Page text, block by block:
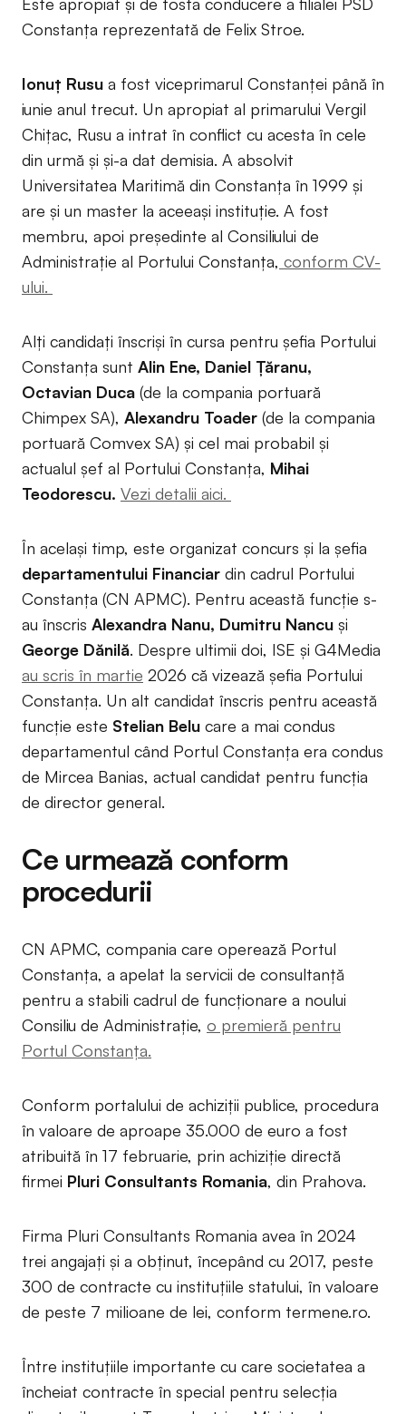
Este apropiat și de fosta conducere a filialei PSD
Constanța reprezentată de Felix Stroe.
Ionuț Rusu a fost viceprimarul Constanței până în
iunie anul trecut. Un apropiat al primarului Vergil
Chițac, Rusu a intrat în conflict cu acesta în cele
din urmă și și-a dat demisia. A absolvit
Universitatea Maritimă din Constanța în 1999 și
are și un master la aceeași instituție. A fost
membru, apoi președinte al Consiliului de
Administrație al Portului Constanța, conform CV-
ului.
Alți candidați înscriși în cursa pentru șefia Portului
Constanța sunt Alin Ene, Daniel Țăranu,
Octavian Duca (de la compania portuară
Chimpex SA), Alexandru Toader (de la compania
portuară Comvex SA) și cel mai probabil și
actualul șef al Portului Constanța, Mihai
Teodorescu. Vezi detalii aici.
În același timp, este organizat concurs și la șefia
departamentului Financiar din cadrul Portului
Constanța (CN APMC). Pentru această funcție s-
au înscris Alexandra Nanu, Dumitru Nancu și
George Dănilă. Despre ultimii doi, ISE și G4Media
au scris în martie 2026 că vizează șefia Portului
Constanța. Un alt candidat înscris pentru această
funcție este Stelian Belu care a mai condus
departamentul când Portul Constanța era condus
de Mircea Banias, actual candidat pentru funcția
de director general.
Ce urmează conform
procedurii
CN APMC, compania care operează Portul
Constanța, a apelat la servicii de consultanță
pentru a stabili cadrul de funcționare a noului
Consiliu de Administrație, o premieră pentru
Portul Constanța.
Conform portalului de achiziții publice, procedura
în valoare de aproape 35.000 de euro a fost
atribuită în 17 februarie, prin achiziție directă
firmei Pluri Consultants Romania, din Prahova.
Firma Pluri Consultants Romania avea în 2024
trei angajați și a obținut, începând cu 2017, peste
300 de contracte cu instituțiile statului, în valoare
de peste 7 milioane de lei, conform termene.ro.
Între instituțiile importante cu care societatea a
încheiat contracte în special pentru selecția